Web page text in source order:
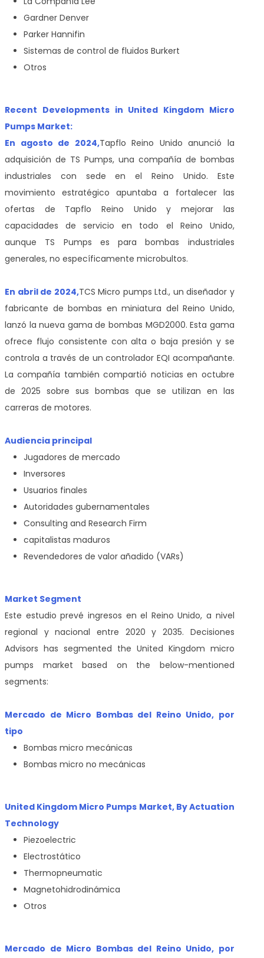
Gardner Denver
Parker Hannifin
Sistemas de control de fluidos Burkert
Otros
Recent Developments in United Kingdom Micro
Pumps Market:
En agosto de 2024,Tapflo Reino Unido anunció la
adquisición de TS Pumps, una compañía de bombas
industriales con sede en el Reino Unido. Este
movimiento estratégico apuntaba a fortalecer las
ofertas de Tapflo Reino Unido y mejorar las
capacidades de servicio en todo el Reino Unido,
aunque TS Pumps es para bombas industriales
generales, no específicamente microbultos.
En abril de 2024,TCS Micro pumps Ltd., un diseñador y
fabricante de bombas en miniatura del Reino Unido,
lanzó la nueva gama de bombas MGD2000. Esta gama
ofrece flujo consistente con alta o baja presión y se
controla a través de un controlador EQI acompañante.
La compañía también compartió noticias en octubre
de 2025 sobre sus bombas que se utilizan en las
carreras de motores.
Audiencia principal
Jugadores de mercado
Inversores
Usuarios finales
Autoridades gubernamentales
Consulting and Research Firm
capitalistas maduros
Revendedores de valor añadido (VARs)
Market Segment
Este estudio prevé ingresos en el Reino Unido, a nivel
regional y nacional entre 2020 y 2035. Decisiones
Advisors has segmented the United Kingdom micro
pumps market based on the below-mentioned
segments:
Mercado de Micro Bombas del Reino Unido, por
tipo
Bombas micro mecánicas
Bombas micro no mecánicas
United Kingdom Micro Pumps Market, By Actuation
Technology
Piezoelectric
Electrostático
Thermopneumatic
Magnetohidrodinámica
Otros
Mercado de Micro Bombas del Reino Unido, por